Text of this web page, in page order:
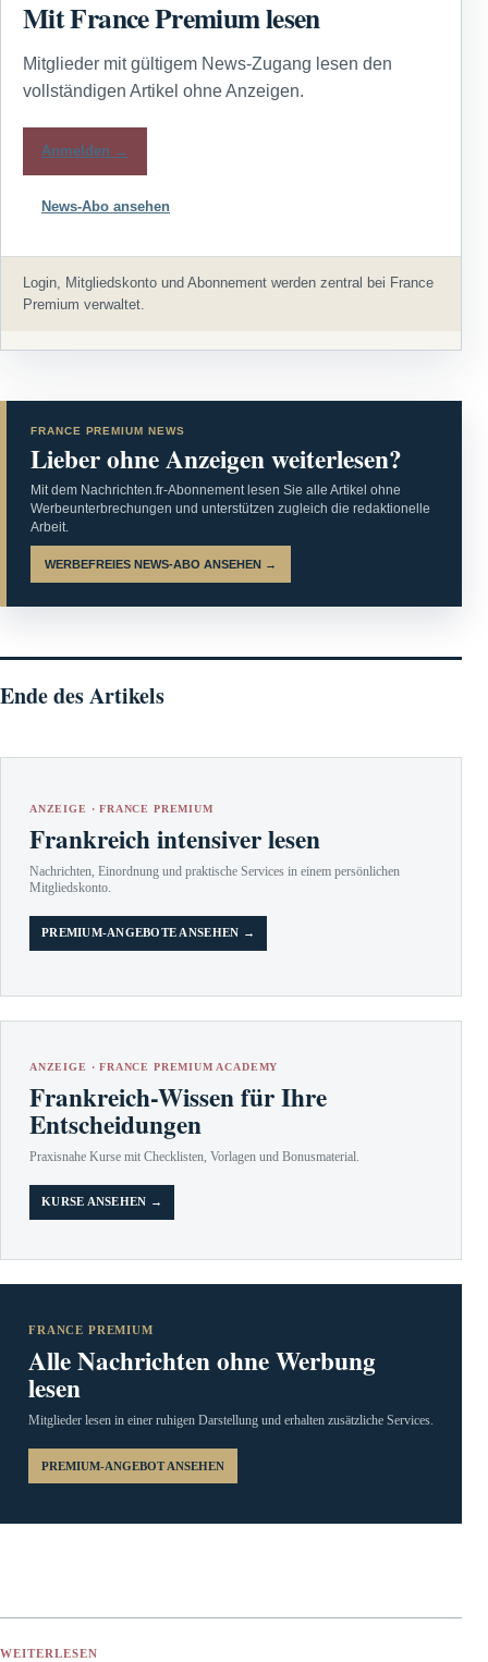
Mit France Premium lesen
Mitglieder mit gültigem News-Zugang lesen den
vollständigen Artikel ohne Anzeigen.
Anmelden →
News-Abo ansehen
Login, Mitgliedskonto und Abonnement werden zentral bei France
Premium verwaltet.
FRANCE PREMIUM NEWS
Lieber ohne Anzeigen weiterlesen?
Mit dem Nachrichten.fr-Abonnement lesen Sie alle Artikel ohne
Werbeunterbrechungen und unterstützen zugleich die redaktionelle
Arbeit.
WERBEFREIES NEWS-ABO ANSEHEN →
Ende des Artikels
ANZEIGE · FRANCE PREMIUM
Frankreich intensiver lesen
Nachrichten, Einordnung und praktische Services in einem persönlichen
Mitgliedskonto.
PREMIUM-ANGEBOTE ANSEHEN →
ANZEIGE · FRANCE PREMIUM ACADEMY
Frankreich-Wissen für Ihre
Entscheidungen
Praxisnahe Kurse mit Checklisten, Vorlagen und Bonusmaterial.
KURSE ANSEHEN →
FRANCE PREMIUM
Alle Nachrichten ohne Werbung
lesen
Mitglieder lesen in einer ruhigen Darstellung und erhalten zusätzliche Services.
PREMIUM-ANGEBOT ANSEHEN
WEITERLESEN